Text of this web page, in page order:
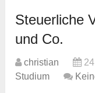
Steuerliche
und Co.
christian
Studium